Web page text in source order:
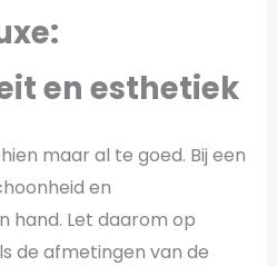
en esthetiek
maar al te goed. Bij een
en
hand. Let daarom op
de afmetingen van de